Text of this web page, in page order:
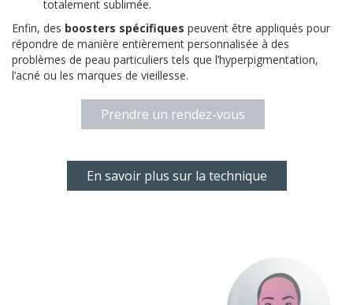
totalement sublimée.
Enfin, des boosters spécifiques peuvent être appliqués pour
répondre de manière entièrement personnalisée à des
problèmes de peau particuliers tels que l’hyperpigmentation,
l’acné ou les marques de vieillesse.
Prendre un rendez-vous
En savoir plus sur la technique